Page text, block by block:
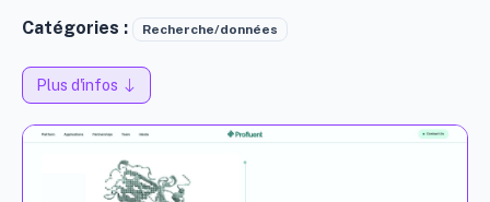
Catégories : Recherche/données
Plus d'infos